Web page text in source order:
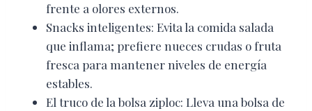
frente a olores externos.
Snacks inteligentes: Evita la comida salada
que inflama; prefiere nueces crudas o fruta
fresca para mantener niveles de energía
estables.
El truco de la bolsa ziploc: Lleva una bolsa de